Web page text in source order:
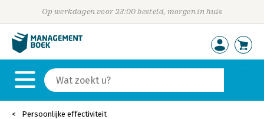
Op werkdagen voor 23:00 besteld, morgen in huis
Persoonlijke effectiviteit